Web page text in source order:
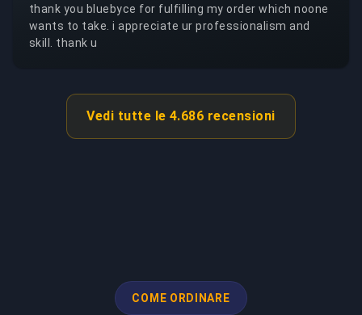
thank you bluebyce for fulfilling my order which noone
wants to take. i appreciate ur professionalism and
skill. thank u
Vedi tutte le 4.686 recensioni
COME ORDINARE